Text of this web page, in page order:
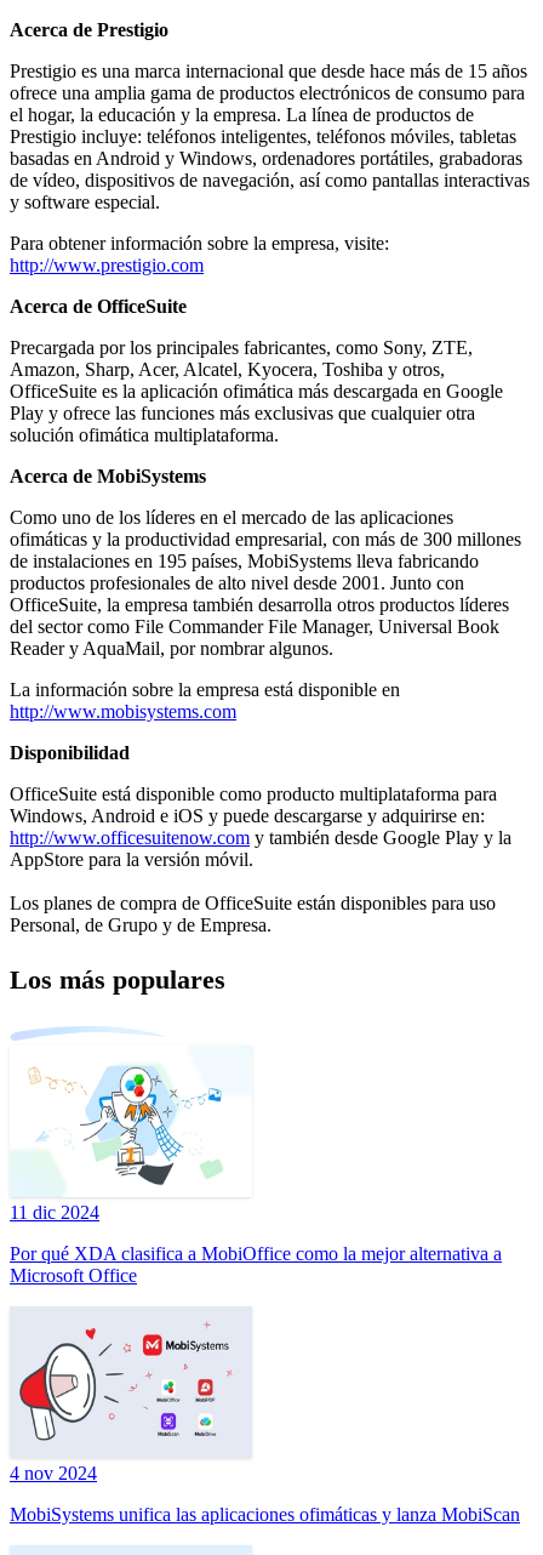
Acerca de Prestigio
Prestigio es una marca internacional que desde hace más de 15 años
ofrece una amplia gama de productos electrónicos de consumo para
el hogar, la educación y la empresa. La línea de productos de
Prestigio incluye: teléfonos inteligentes, teléfonos móviles, tabletas
basadas en Android y Windows, ordenadores portátiles, grabadoras
de vídeo, dispositivos de navegación, así como pantallas interactivas
y software especial.
Para obtener información sobre la empresa, visite:
http://www.prestigio.com
Acerca de OfficeSuite
Precargada por los principales fabricantes, como Sony, ZTE,
Amazon, Sharp, Acer, Alcatel, Kyocera, Toshiba y otros,
OfficeSuite es la aplicación ofimática más descargada en Google
Play y ofrece las funciones más exclusivas que cualquier otra
solución ofimática multiplataforma.
Acerca de MobiSystems
Como uno de los líderes en el mercado de las aplicaciones
ofimáticas y la productividad empresarial, con más de 300 millones
de instalaciones en 195 países, MobiSystems lleva fabricando
productos profesionales de alto nivel desde 2001. Junto con
OfficeSuite, la empresa también desarrolla otros productos líderes
del sector como File Commander File Manager, Universal Book
Reader y AquaMail, por nombrar algunos.
La información sobre la empresa está disponible en
http://www.mobisystems.com
Disponibilidad
OfficeSuite está disponible como producto multiplataforma para
Windows, Android e iOS y puede descargarse y adquirirse en:
http://www.officesuitenow.com y también desde Google Play y la
AppStore para la versión móvil.
Los planes de compra de OfficeSuite están disponibles para uso
Personal, de Grupo y de Empresa.
Los más populares
11 dic 2024
Por qué XDA clasifica a MobiOffice como la mejor alternativa a
Microsoft Office
4 nov 2024
MobiSystems unifica las aplicaciones ofimáticas y lanza MobiScan